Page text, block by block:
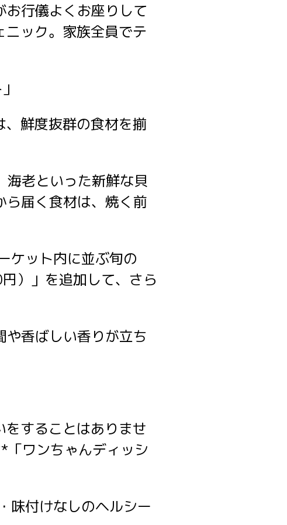
行儀よくお座りして
ック。家族全員でテ
、鮮度抜群の食材を揃
老といった新鮮な貝
届く食材は、焼く前
ケット内に並ぶ旬の
）」を追加して、さら
香ばしい香りが立ち
することはありませ
ワンちゃんディッシ
味付けなしのヘルシー